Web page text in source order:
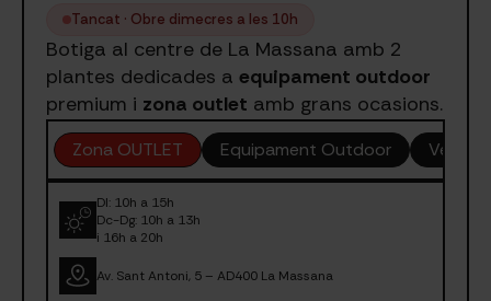
Tancat · Obre dimecres a les 10h
Botiga al centre de La Massana amb 2
plantes dedicades a equipament outdoor
premium i zona outlet amb grans ocasions.
Zona OUTLET Equipament Outdoor Venda
Dl: 10h a 15h
Dc-Dg: 10h a 13h
i 16h a 20h
Av. Sant Antoni, 5 – AD400 La Massana